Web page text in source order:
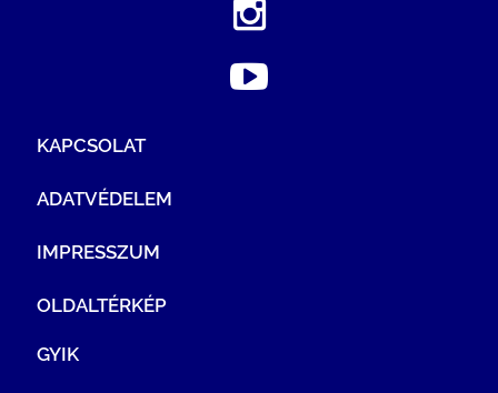
KAPCSOLAT
ADATVÉDELEM
IMPRESSZUM
OLDALTÉRKÉP
GYIK